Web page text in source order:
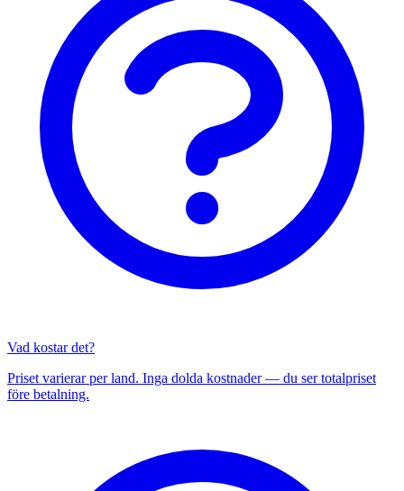
Vad kostar det?
Priset varierar per land. Inga dolda kostnader — du ser totalpriset
före betalning.